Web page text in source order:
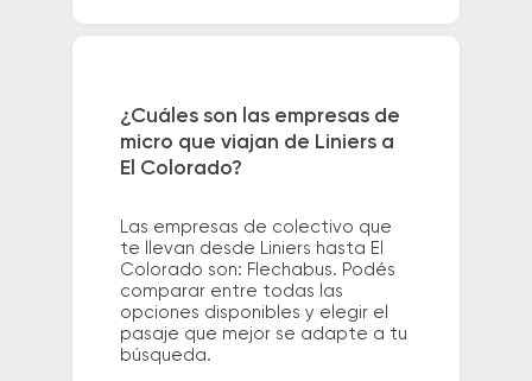
¿Cuáles son las empresas de
micro que viajan de Liniers a
El Colorado?
Las empresas de colectivo que
te llevan desde Liniers hasta El
Colorado son: Flechabus. Podés
comparar entre todas las
opciones disponibles y elegir el
pasaje que mejor se adapte a tu
búsqueda.